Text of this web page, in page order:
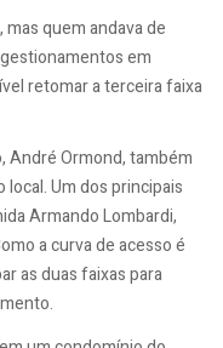
quem andava de
em
retomar a terceira faixa
André Ormond, também
Um dos principais
Armando Lombardi,
a curva de acesso é
as duas faixas para